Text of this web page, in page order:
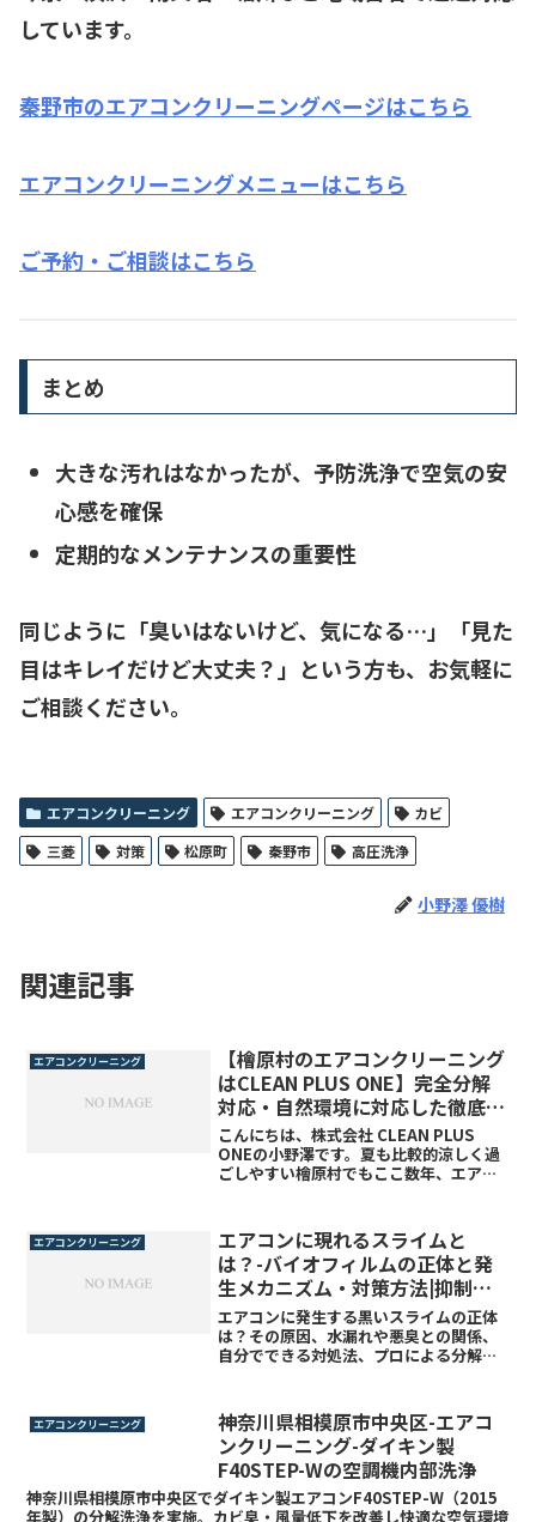
しています。
秦野市のエアコンクリーニングページはこちら
エアコンクリーニングメニューはこちら
ご予約・ご相談はこちら
まとめ
大きな汚れはなかったが、予防洗浄で空気の安
心感を確保
定期的なメンテナンスの重要性
同じように「臭いはないけど、気になる…」「見た
目はキレイだけど大丈夫？」という方も、お気軽に
ご相談ください。
エアコンクリーニング エアコンクリーニング
カビ
三菱
対策 松原町 秦野市 高圧洗浄
小野澤 優樹
関連記事
エアコンクリーニング
【檜原村のエアコンクリーニング
はCLEAN PLUS ONE】完全分解
対応・自然環境に対応した徹底洗
浄！
こんにちは、株式会社 CLEAN PLUS
ONEの小野澤です。夏も比較的涼しく過
ごしやすい檜原村でもここ数年、エアコ
る」など、お困りではありませんか？自
然豊かな地域な...
エアコンクリーニング
エアコンに現れるスライムと
は？-バイオフィルムの正体と発
生メカニズム・対策方法|抑制剤
施工可
エアコンに発生する黒いスライムの正体
は？その原因、水漏れや悪臭との関係、
自分でできる対処法、プロによる分解洗
保つための情報をまとめました。
エアコンクリーニング
神奈川県相模原市中央区-エアコ
ンクリーニング-ダイキン製
F40STEP-Wの空調機内部洗浄
神奈川県相模原市中央区でダイキン製エアコンF40STEP-W（2015
年製）の分解洗浄を実施。カビ臭・風量低下を改善し快適な空気環境